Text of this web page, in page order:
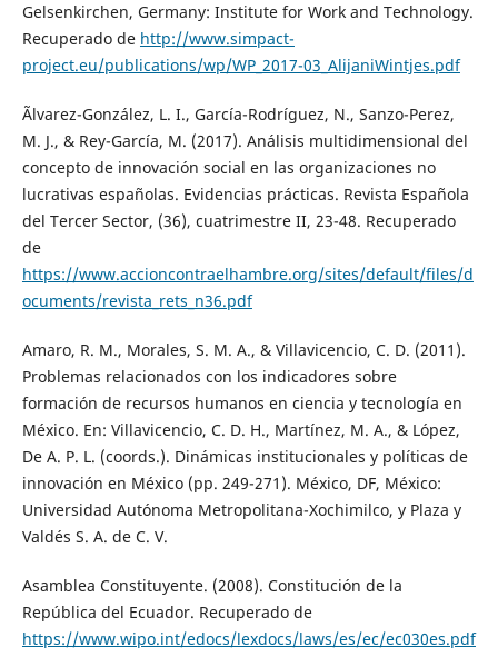
Gelsenkirchen, Germany: Institute for Work and Technology.
Recuperado de http://www.simpact-
project.eu/publications/wp/WP_2017-03_AlijaniWintjes.pdf
Ãlvarez-González, L. I., García-Rodríguez, N., Sanzo-Perez,
M. J., & Rey-García, M. (2017). Análisis multidimensional del
concepto de innovación social en las organizaciones no
lucrativas españolas. Evidencias prácticas. Revista Española
del Tercer Sector, (36), cuatrimestre II, 23-48. Recuperado
de
https://www.accioncontraelhambre.org/sites/default/files/d
ocuments/revista_rets_n36.pdf
Amaro, R. M., Morales, S. M. A., & Villavicencio, C. D. (2011).
Problemas relacionados con los indicadores sobre
formación de recursos humanos en ciencia y tecnología en
México. En: Villavicencio, C. D. H., Martínez, M. A., & López,
De A. P. L. (coords.). Dinámicas institucionales y políticas de
innovación en México (pp. 249-271). México, DF, México:
Universidad Autónoma Metropolitana-Xochimilco, y Plaza y
Valdés S. A. de C. V.
Asamblea Constituyente. (2008). Constitución de la
República del Ecuador. Recuperado de
https://www.wipo.int/edocs/lexdocs/laws/es/ec/ec030es.pdf